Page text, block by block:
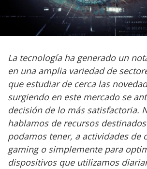
La tecnología ha generado un
en una amplia variedad de
que estudiar de cerca las
surgiendo en este mercado se
decisión de lo más satisfactoria.
hablamos de recursos
podamos tener, a actividades de
gaming o simplemente para
dispositivos que utilizamos